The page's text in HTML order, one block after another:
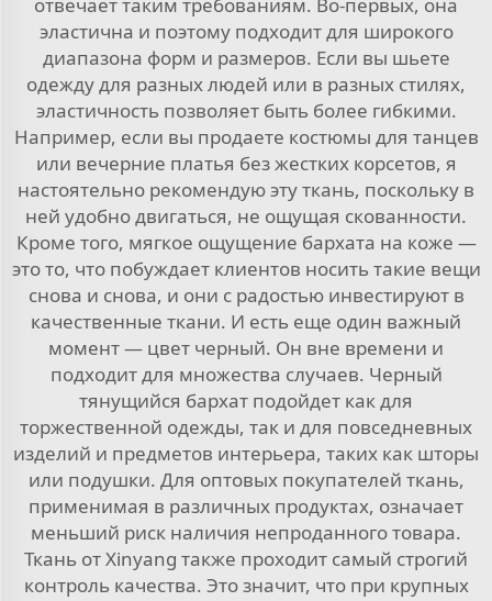
эластична и поэтому подходит для широкого
диапазона форм и размеров. Если вы шьете
одежду для разных людей или в разных стилях,
эластичность позволяет быть более гибкими.
Например, если вы продаете костюмы для танцев
или вечерние платья без жестких корсетов, я
настоятельно рекомендую эту ткань, поскольку в
ней удобно двигаться, не ощущая скованности.
Кроме того, мягкое ощущение бархата на коже —
это то, что побуждает клиентов носить такие вещи
снова и снова, и они с радостью инвестируют в
качественные ткани. И есть еще один важный
момент — цвет черный. Он вне времени и
подходит для множества случаев. Черный
тянущийся бархат подойдет как для
торжественной одежды, так и для повседневных
изделий и предметов интерьера, таких как шторы
или подушки. Для оптовых покупателей ткань,
применимая в различных продуктах, означает
меньший риск наличия непроданного товара.
Ткань от Xinyang также проходит самый строгий
контроль качества. Это значит, что при крупных